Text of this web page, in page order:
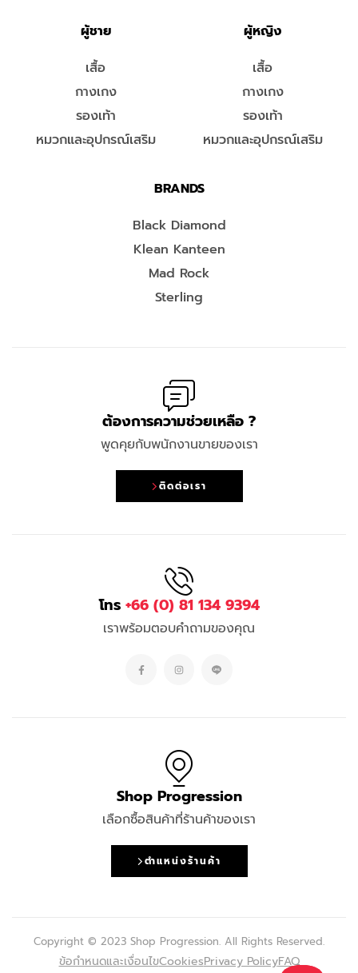
ผู้ชาย
เสื้อ
กางเกง
รองเท้า
หมวกและอุปกรณ์เสริม
ผู้หญิง
เสื้อ
กางเกง
รองเท้า
หมวกและอุปกรณ์เสริม
BRANDS
Black Diamond
Klean Kanteen
Mad Rock
Sterling
ต้องการความช่วยเหลือ ?
พูดคุยกับพนักงานขายของเรา
ติดต่อเรา
โทร +66 (0) 81 134 9394
เราพร้อมตอบคำถามของคุณ
Shop Progression
เลือกซื้อสินค้าที่ร้านค้าของเรา
ตำแหน่งร้านค้า
Copyright © 2023 Shop Progression. All Rights Reserved.
ข้อกำหนดและเงื่อนไขCookiesPrivacy PolicyFAQ